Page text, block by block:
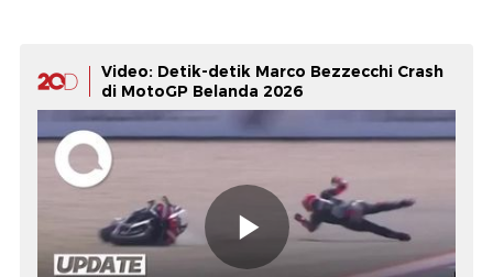
Video: Detik-detik Marco Bezzecchi Crash
di MotoGP Belanda 2026